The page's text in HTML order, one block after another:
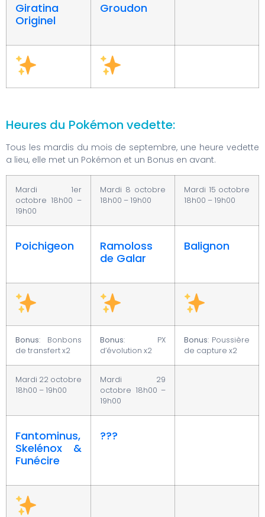
Giratina
Originel
Groudon
Heures du Pokémon vedette:
Tous les mardis du mois de septembre, une heure vedette
a lieu, elle met un Pokémon et un Bonus en avant.
Mardi 1er
octobre 18h00 –
19h00
Mardi 8 octobre
18h00 – 19h00
Mardi 15 octobre
18h00 – 19h00
Poichigeon
Ramoloss
de Galar
Balignon
Bonus: Bonbons
de transfert x2
Bonus: PX
d’évolution x2
Bonus: Poussière
de capture x2
Mardi 22 octobre
18h00 – 19h00
Mardi 29
octobre 18h00 –
19h00
Fantominus,
Skelénox &
Funécire
???